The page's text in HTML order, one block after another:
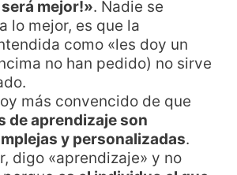
mejor!». Nadie se
lo mejor, es que la
como «les doy un
no han pedido) no sirve
más convencido de que
de aprendizaje son
y personalizadas.
digo «aprendizaje» y no